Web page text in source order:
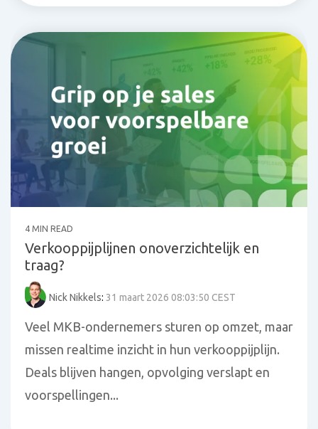
4 MIN READ
Verkooppijplijnen onoverzichtelijk en
traag?
Nick Nikkels: 31 maart 2026 08:03:50 CEST
Veel MKB-ondernemers sturen op omzet, maar
missen realtime inzicht in hun verkooppijplijn.
Deals blijven hangen, opvolging verslapt en
voorspellingen...